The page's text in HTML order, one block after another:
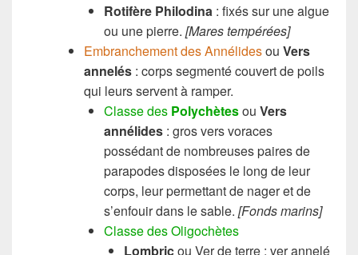
Rotifère Philodina : fixés sur une algue
ou une pierre. [Mares tempérées]
Embranchement des Annélidesou Vers
annelés : corps segmenté couvert de poils
qui leurs servent à ramper.
Classe des Polychètesou Vers
annélides : gros vers voraces
possédant de nombreuses paires de
parapodes disposées le long de leur
corps, leur permettant de nager et de
s’enfouir dans le sable. [Fonds marins]
Classe des Oligochètes
Lombricou Ver de terre : ver annelé